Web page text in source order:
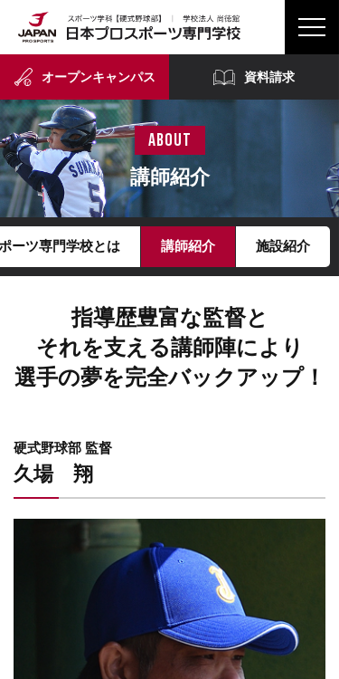
オープンキャンパス 資料請求
about
講師紹介
ーツ専門学校とは 講師紹介 施設紹介
指導歴豊富な監督と
それを支える講師陣により
選手の夢を完全バックアップ！
​​硬式野球部 監督
久場 翔